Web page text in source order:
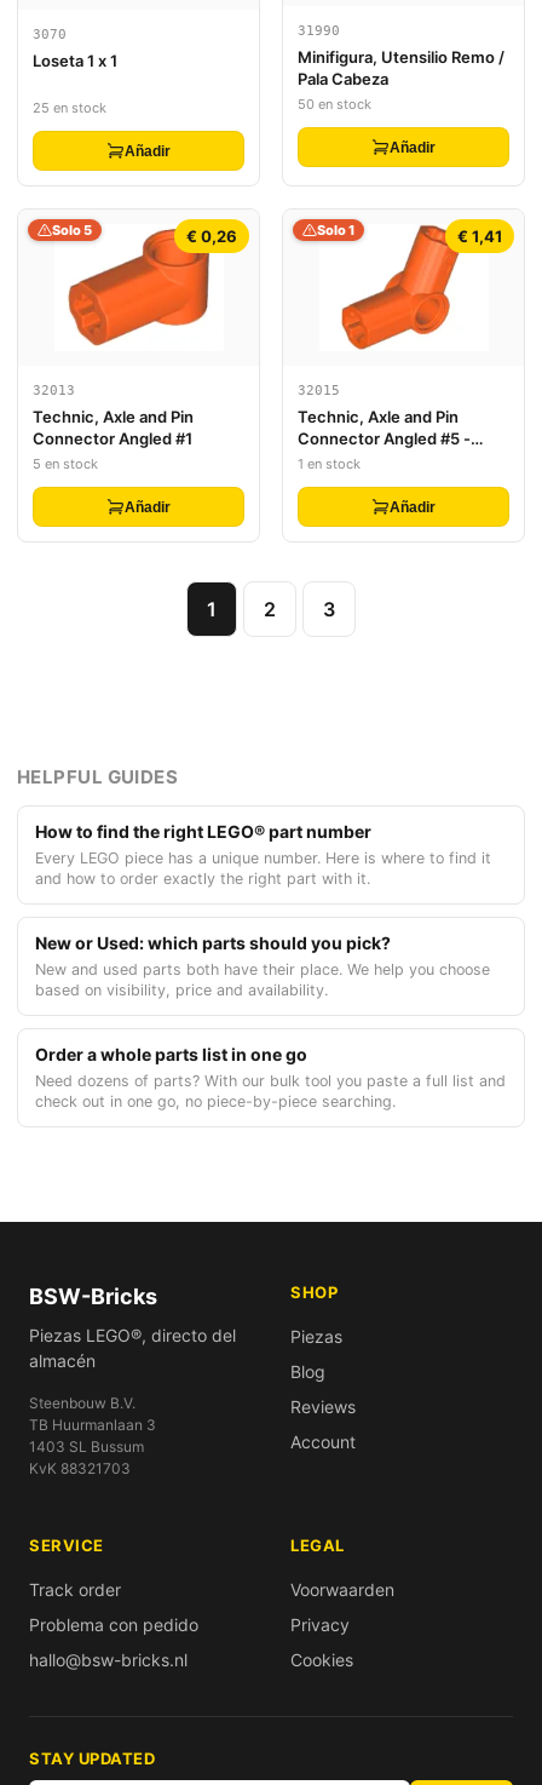
3070
Loseta 1 x 1
25 en stock
Añadir
31990
Minifigura, Utensilio Remo /
Pala Cabeza
50 en stock
Añadir
€ 0,26
Solo 5
32013
Technic, Axle and Pin
Connector Angled #1
5 en stock
Añadir
€ 1,41
Solo 1
32015
Technic, Axle and Pin
Connector Angled #5 -
112.5 degrees
1 en stock
Añadir
1 2 3
HELPFUL GUIDES
How to find the right LEGO® part number
Every LEGO piece has a unique number. Here is where to find it
and how to order exactly the right part with it.
New or Used: which parts should you pick?
New and used parts both have their place. We help you choose
based on visibility, price and availability.
Order a whole parts list in one go
Need dozens of parts? With our bulk tool you paste a full list and
check out in one go, no piece-by-piece searching.
BSW-Bricks
Piezas LEGO®, directo del
almacén
Steenbouw B.V.
TB Huurmanlaan 3
1403 SL Bussum
KvK 88321703
SHOP
Piezas
Blog
Reviews
Account
SERVICE
Track order
Problema con pedido
hallo@bsw-bricks.nl
LEGAL
Voorwaarden
Privacy
Cookies
STAY UPDATED